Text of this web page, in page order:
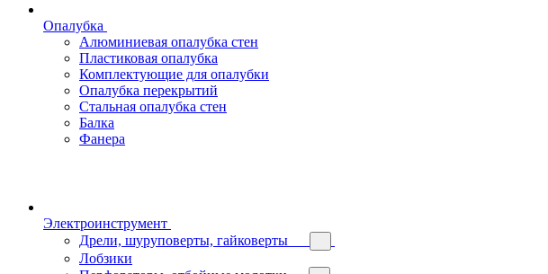
Опалубка
Алюминиевая опалубка стен
Пластиковая опалубка
Комплектующие для опалубки
Опалубка перекрытий
Стальная опалубка стен
Балка
Фанера
Электроинструмент
Дрели, шуруповерты, гайковерты
Лобзики